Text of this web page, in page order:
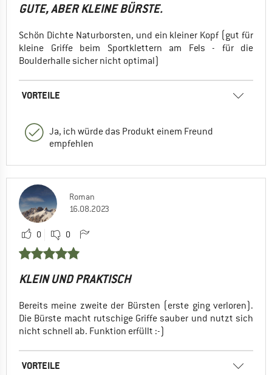
GUTE, ABER KLEINE BÜRSTE.
Schön Dichte Naturborsten, und ein kleiner Kopf (gut für
kleine Griffe beim Sportklettern am Fels - für die
Boulderhalle sicher nicht optimal)
VORTEILE
Ja, ich würde das Produkt einem Freund
empfehlen
Roman
16.08.2023
0 0
KLEIN UND PRAKTISCH
Bereits meine zweite der Bürsten (erste ging verloren).
Die Bürste macht rutschige Griffe sauber und nutzt sich
nicht schnell ab. Funktion erfüllt :-)
VORTEILE